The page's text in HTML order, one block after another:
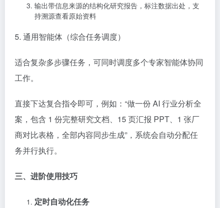
输出带信息来源的结构化研究报告，标注数据出处，支
持溯源查看原始资料
5. 通用智能体（综合任务调度）
适合复杂多步骤任务，可同时调度多个专家智能体协同
工作。
直接下达复合指令即可，例如：“做一份 AI 行业分析全
案，包含 1 份完整研究文档、15 页汇报 PPT、1 张厂
商对比表格，全部内容同步生成”，系统会自动分配任
务并行执行。
三、进阶使用技巧
定时自动化任务